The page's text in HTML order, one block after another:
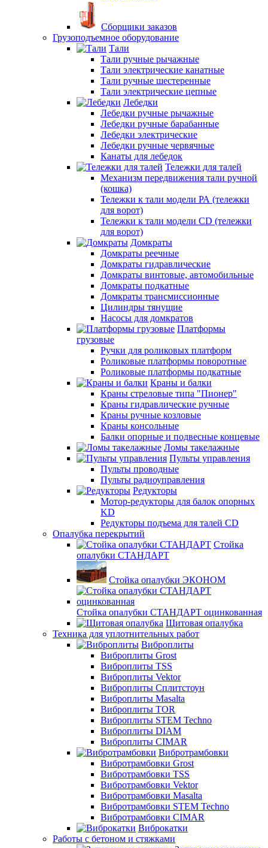
Сборщики заказов
Грузоподъемное оборудование
Тали
Тали ручные рычажные
Тали электрические канатные
Тали ручные шестеренные
Тали электрические цепные
Лебедки
Лебедки ручные рычажные
Лебедки ручные барабанные
Лебедки электрические
Лебедки ручные червячные
Канаты для лебедок
Тележки для талей
Механизм передвижения тали ручной
(кошка)
Тележки к тали модели РА (тележки
для ворот)
Тележки к тали модели CD (тележки
для ворот)
Домкраты
Домкраты реечные
Домкраты гидравлические
Домкраты винтовые, автомобильные
Домкраты подкатные
Домкраты трансмиссионные
Цилиндры тянущие
Насосы для домкратов
Платформы
грузовые
Ручки для роликовых платформ
Роликовые платформы поворотные
Роликовые платформы подкатные
Краны и балки
Краны стреловые типа "Пионер"
Краны гидравлические ручные
Краны ручные козловые
Краны консольные
Балки опорные и подвесные концевые
Ломы такелажные
Пульты управления
Пульты проводные
Пульты радиоуправления
Редукторы
Мотор-редукторы для балок опорных
KD
Редукторы подъема для талей CD
Опалубка перекрытий
Стойка
опалубки СТАНДАРТ
Стойка опалубки ЭКОНОМ
Стойка опалубки СТАНДАРТ оцинкованная
Щитовая опалубка
Техника для уплотнительных работ
Виброплиты
Виброплиты Grost
Виброплиты TSS
Виброплиты Vektor
Виброплиты Сплитстоун
Виброплиты Masalta
Виброплиты TOR
Виброплиты STEM Techno
Виброплиты DIAM
Виброплиты CIMAR
Вибротрамбовки
Вибротрамбовки Grost
Вибротрамбовки TSS
Вибротрамбовки Vektor
Вибротрамбовки Masalta
Вибротрамбовки STEM Techno
Вибротрамбовки CIMAR
Виброкатки
Работы с бетоном и стяжками